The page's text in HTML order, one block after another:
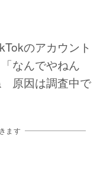
のアカウント
なんでやねん
原因は調査中で
ます